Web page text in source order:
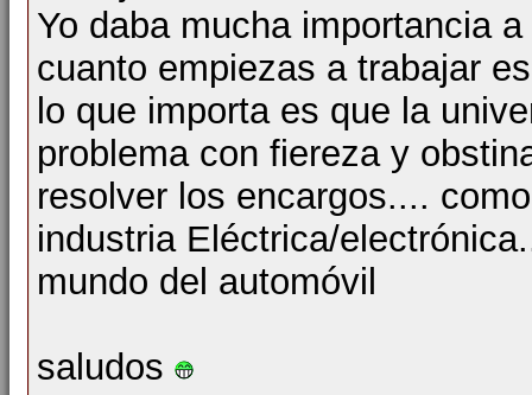
Yo daba mucha importancia
cuanto empiezas a trabajar
lo que importa es que la
problema con fiereza y
resolver los encargos....
industria Eléctrica/
mundo del automóvil
saludos